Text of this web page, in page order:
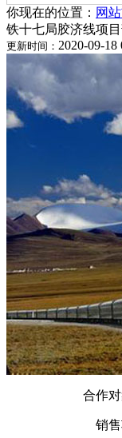
你现在的位置： 网
铁十七局胶济线项
更新时间： 2020-09-18
合作
销